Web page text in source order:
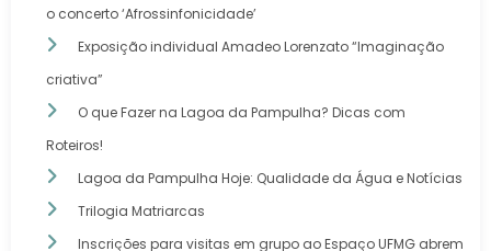
o concerto ‘Afrossinfonicidade’
Exposição individual Amadeo Lorenzato “Imaginação
criativa”
O que Fazer na Lagoa da Pampulha? Dicas com
Roteiros!
Lagoa da Pampulha Hoje: Qualidade da Água e Notícias
Trilogia Matriarcas
Inscrições para visitas em grupo ao Espaço UFMG abrem